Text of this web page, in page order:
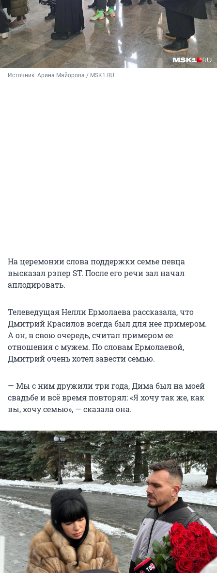
Источник: Арина Майорова / MSK1.RU
На церемонии слова поддержки семье певца
высказал рэпер ST. После его речи зал начал
аплодировать.
Телеведущая Нелли Ермолаева рассказала, что
Дмитрий Красилов всегда был для нее примером.
А он, в свою очередь, считал примером ее
отношения с мужем. По словам Ермолаевой,
Дмитрий очень хотел завести семью.
— Мы с ним дружили три года, Дима был на моей
свадьбе и всё время повторял: «Я хочу так же, как
вы, хочу семью», — сказала она.